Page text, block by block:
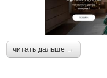
читать дальше →